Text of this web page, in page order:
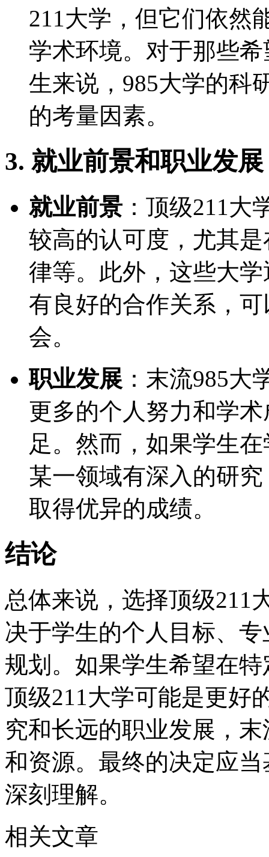
211大学，但它们依然
学术环境。对于那些
生来说，985大学的科
的考量因素。
3. 就业前景和职业发展
就业前景 ：顶级211
较高的认可度，尤其
律等。此外，这些大
有良好的合作关系，
会。
职业发展 ：末流985
更多的个人努力和学
足。然而，如果学生
某一领域有深入的研
取得优异的成绩。
结论
总体来说，选择顶级211
决于学生的个人目标、
规划。如果学生希望在
顶级211大学可能是更好
究和长远的职业发展，
和资源。最终的决定应
深刻理解。
相关文章